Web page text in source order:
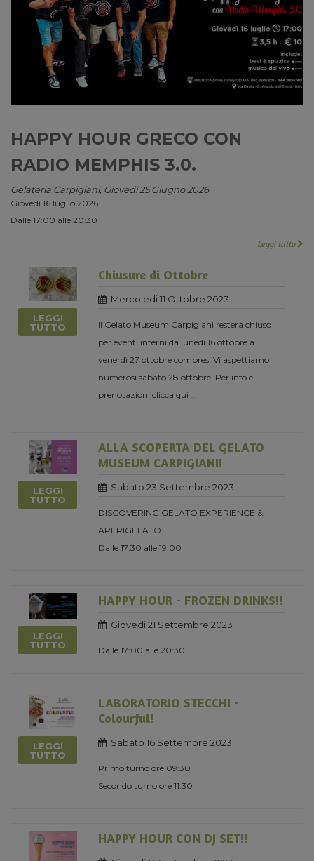
HAPPY HOUR GRECO CON
RADIO MEMPHIS 3.0.
Gelateria Carpigiani, Giovedi 25 Giugno 2026
Giovedì 16 luglio 2026
Dalle 17:00 alle 20:30
Leggi tutto
LEGGI
TUTTO
Chiusure di Ottobre
Mercoledi 11 Ottobre 2023
Il Gelato Museum Carpigiani resterà chiuso
per eventi interni da lunedì 16 ottobre a
venerdì 27 ottobre compresi.Vi aspettiamo
numerosi sabato 28 ottobre! Per info e
prenotazioni clicca qui
LEGGI
TUTTO
ALLA SCOPERTA DEL GELATO
MUSEUM CARPIGIANI!
Sabato 23 Settembre 2023
DISCOVERING GELATO EXPERIENCE &
APERIGELATO
Dalle 17:30 alle 19:00
LEGGI
TUTTO
HAPPY HOUR - FROZEN DRINKS!!
Giovedi 21 Settembre 2023
Dalle 17:00 alle 20:30
LEGGI
TUTTO
LABORATORIO STECCHI -
Colourful!
Sabato 16 Settembre 2023
Primo turno ore 09:30
Secondo turno ore 11:30
HAPPY HOUR CON DJ SET!!